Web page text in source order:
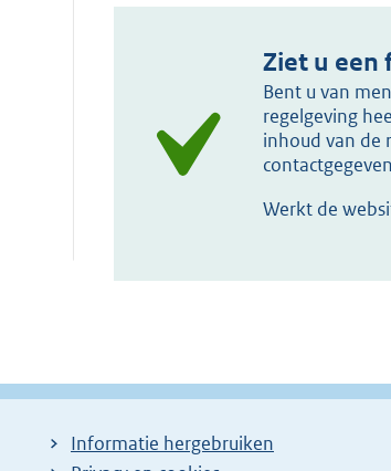
Ziet u een
Bent u van
regelgeving
inhoud van de
Werkt de
Informatie hergebruiken